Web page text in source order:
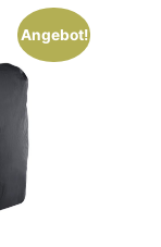
Angebot!